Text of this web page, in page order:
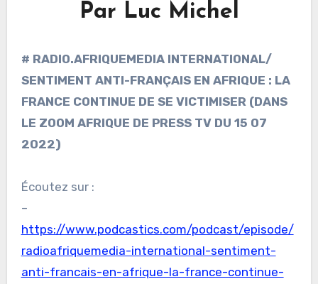
Par Luc Michel
# RADIO.AFRIQUEMEDIA INTERNATIONAL/
SENTIMENT ANTI-FRANÇAIS EN AFRIQUE : LA
FRANCE CONTINUE DE SE VICTIMISER (DANS
LE ZOOM AFRIQUE DE PRESS TV DU 15 07
2022)
Écoutez sur :
–
https://www.podcastics.com/podcast/episode/
radioafriquemedia-international-sentiment-
anti-francais-en-afrique-la-france-continue-